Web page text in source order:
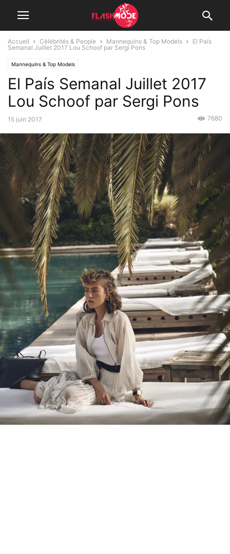
Accueil Célébrités & People Mannequins & Top Models
El País
Semanal Juillet 2017 Lou Schoof par Sergi Pons
Mannequins & Top Models
El País Semanal Juillet 2017
Lou Schoof par Sergi Pons
15 juin 2017 7680